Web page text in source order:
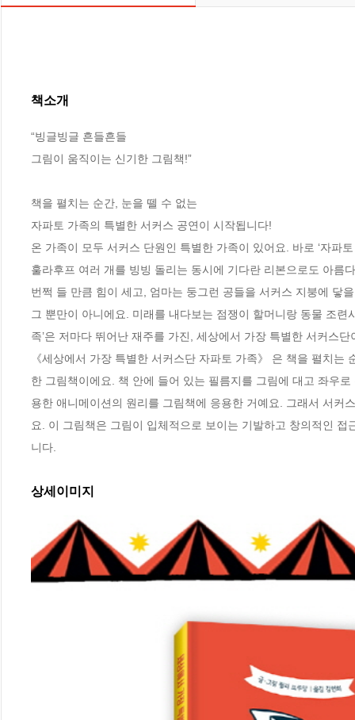
책소개
“빙글빙글 흔들흔들
그림이 움직이는 신기한 그림책!”
책을 펼치는 순간, 눈을 뗄 수 없는
자파토 가족의 특별한 서커스 공연이 시작됩니다!
온 가족이 모두 서커스 단원인 특별한 가족이 있어요. 바로 ‘자파
훌라후프 여러 개를 빙빙 돌리는 동시에 기다란 리본으로도 아름
번쩍 들 만큼 힘이 세고, 엄마는 둥그런 공들을 서커스 지붕에 닿
그 뿐만이 아니에요. 미래를 내다보는 점쟁이 할머니랑 동물 조
족’은 저마다 뛰어난 재주를 가진, 세상에서 가장 특별한 서커스단
《세상에서 가장 특별한 서커스단 자파토 가족》 은 책을 펼치
한 그림책이에요. 책 안에 들어 있는 필름지를 그림에 대고 좌우
용한 애니메이션의 원리를 그림책에 응용한 거예요. 그래서 서커
요. 이 그림책은 그림이 입체적으로 보이는 기발하고 창의적인
니다.
상세이미지